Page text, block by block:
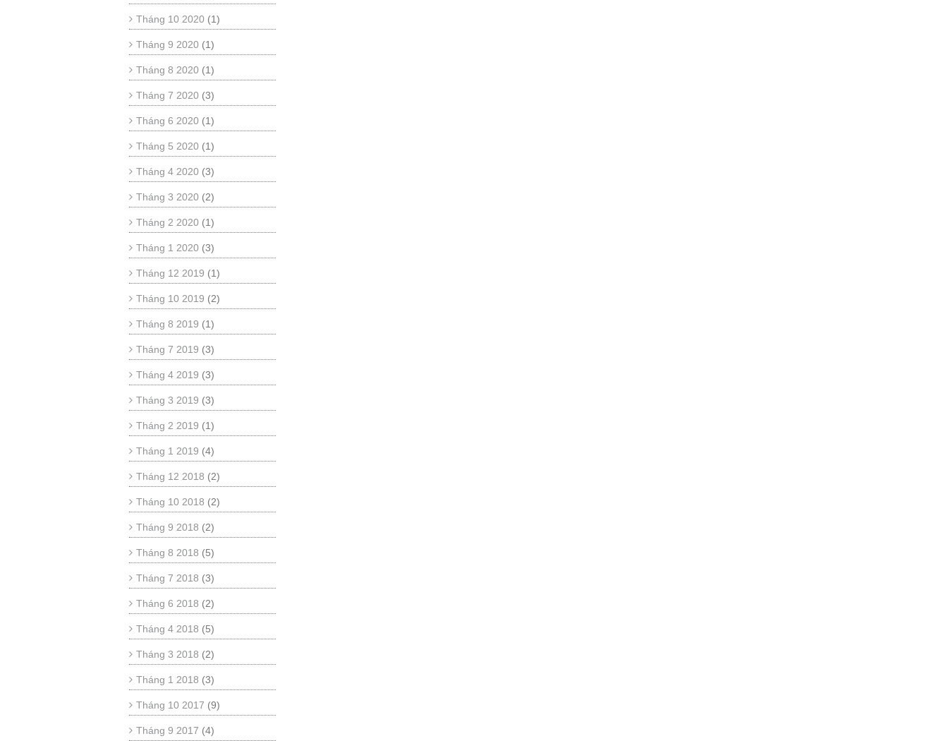
Tháng 10 2020 (1)
Tháng 9 2020 (1)
Tháng 8 2020 (1)
Tháng 7 2020 (3)
Tháng 6 2020 (1)
Tháng 5 2020 (1)
Tháng 4 2020 (3)
Tháng 3 2020 (2)
Tháng 2 2020 (1)
Tháng 1 2020 (3)
Tháng 12 2019 (1)
Tháng 10 2019 (2)
Tháng 8 2019 (1)
Tháng 7 2019 (3)
Tháng 4 2019 (3)
Tháng 3 2019 (3)
Tháng 2 2019 (1)
Tháng 1 2019 (4)
Tháng 12 2018 (2)
Tháng 10 2018 (2)
Tháng 9 2018 (2)
Tháng 8 2018 (5)
Tháng 7 2018 (3)
Tháng 6 2018 (2)
Tháng 4 2018 (5)
Tháng 3 2018 (2)
Tháng 1 2018 (3)
Tháng 10 2017 (9)
Tháng 9 2017 (4)